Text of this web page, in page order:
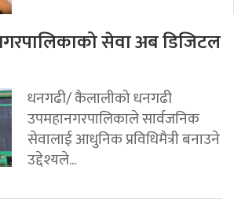
सेवा अब डिजिटल
धनगढी/ कैलालीको धनगढी
उपमहानगरपालिकाले सार्वजनिक
सेवालाई आधुनिक प्रविधिमैत्री बनाउने
उद्देश्यले...